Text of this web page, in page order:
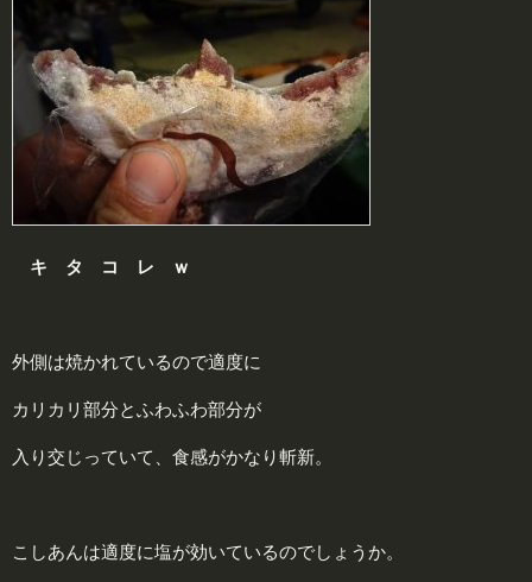
キ タ コ レ ｗ
外側は焼かれているので適度に
カリカリ部分とふわふわ部分が
入り交じっていて、食感がかなり斬新。
こしあんは適度に塩が効いているのでしょうか。